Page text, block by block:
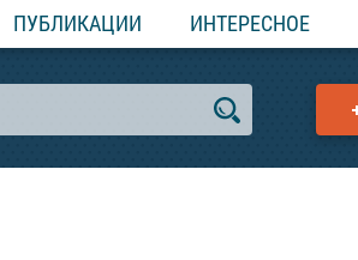
ПУБЛИКАЦИИ ИНТЕРЕСНОЕ